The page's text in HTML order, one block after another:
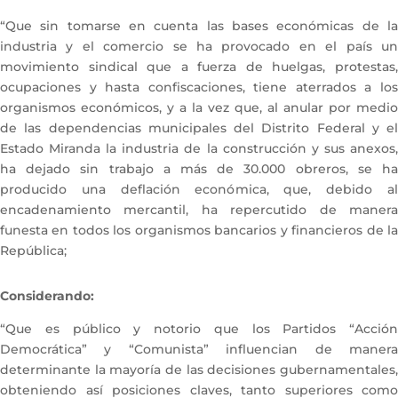
“Que sin tomarse en cuenta las bases económicas de la
industria y el comercio se ha provocado en el país un
movimiento sindical que a fuerza de huelgas, protestas,
ocupaciones y hasta confiscaciones, tiene aterrados a los
organismos económicos, y a la vez que, al anular por medio
de las dependencias municipales del Distrito Federal y el
Estado Miranda la industria de la construcción y sus anexos,
ha dejado sin trabajo a más de 30.000 obreros, se ha
producido una deflación económica, que, debido al
encadenamiento mercantil, ha repercutido de manera
funesta en todos los organismos bancarios y financieros de la
República;
Considerando:
“Que es público y notorio que los Partidos “Acción
Democrática” y “Comunista” influencian de manera
determinante la mayoría de las decisiones gubernamentales,
obteniendo así posiciones claves, tanto superiores como